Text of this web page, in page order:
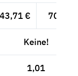
€ 709,--
Keine!
1,01